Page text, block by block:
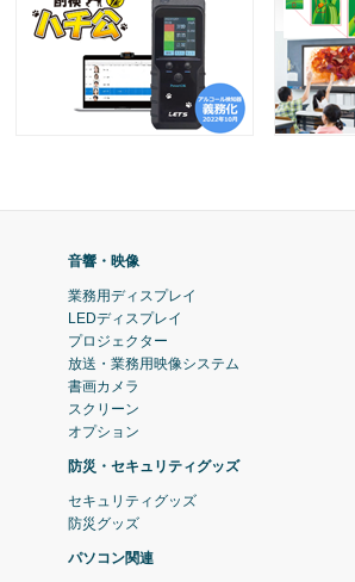
音響・映像
業務用ディスプレイ
LEDディスプレイ
プロジェクター
放送・業務用映像システム
書画カメラ
スクリーン
オプション
防災・セキュリティグッズ
セキュリティグッズ
防災グッズ
パソコン関連